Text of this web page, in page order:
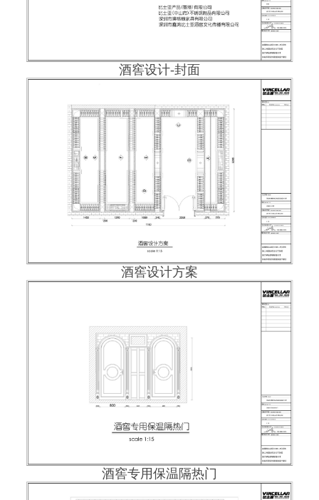
酒窖设计-封面
酒窖设计方案
酒窖专用保温隔热门